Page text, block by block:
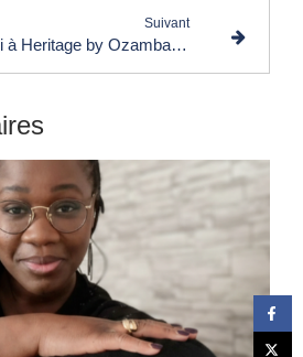
Suivant
Léonce Houngbadji à Heritage by Ozamba : « un leader dans les médias ne se contente pas d’informer, il transforme l’information en levier d’action et de progrès collectif »